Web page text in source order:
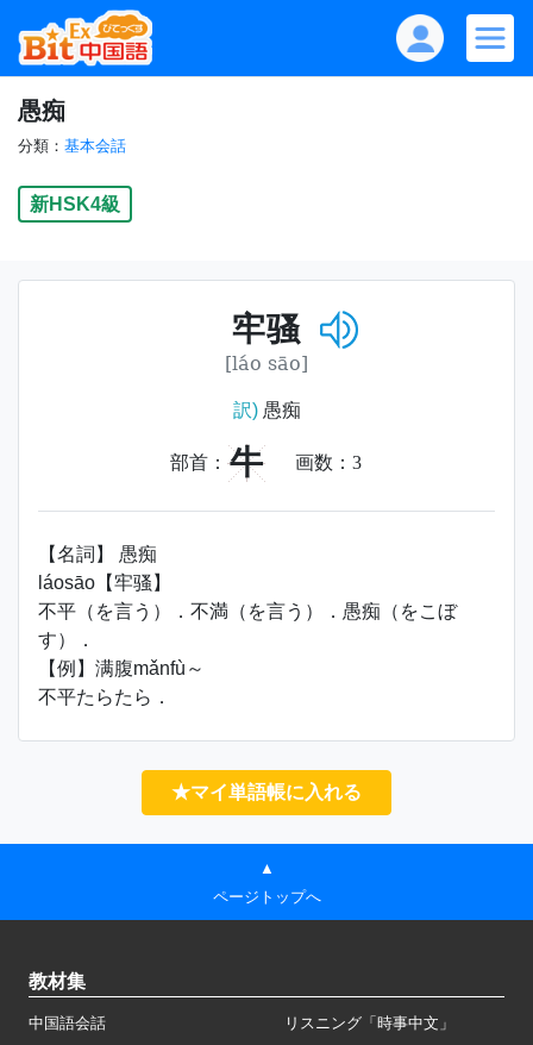
愚痴
分類： 基本会話
新HSK4級
牢骚
[láo sāo]
訳)愚痴
部首： 牛 画数： 3
【名詞】 愚痴
láosāo【牢骚】
不平（を言う）．不満（を言う）．愚痴（をこぼ
す）．
【例】满腹mǎnfù～
不平たらたら．
★マイ単語帳に入れる
▲
ページトップへ
教材集
中国語会話
リスニング「時事中文」